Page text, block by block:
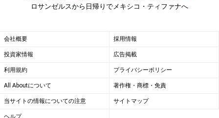
ロサンゼルスから日帰りでメキシコ・ティファナへ
会社概要 採用情報
投資家情報 広告掲載
利用規約 プライバシーポリシー
All Aboutについて 著作権・商標・免責
当サイトの情報についての注意 サイトマップ
ヘルプ